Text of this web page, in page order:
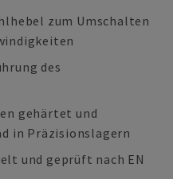
zum Umschalten
des
gehärtet und
in Präzisionslagern
und geprüft nach EN